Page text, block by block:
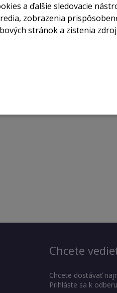
Chcete
Chcete dostávať
Prihláste sa k
a ďalšie sledovacie
zobrazenia
stránok a zistenia